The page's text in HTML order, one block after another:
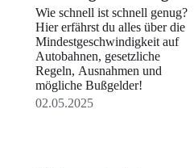
auf Autobahnen?
Wie schnell ist schnell genug?
Hier erfährst du alles über die
Mindestgeschwindigkeit auf
Autobahnen, gesetzliche
Regeln, Ausnahmen und
mögliche Bußgelder!
02.05.2025